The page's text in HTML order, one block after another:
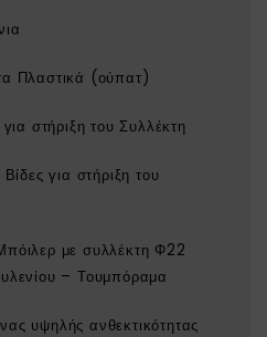
Πλαστικά (ούπατ)
στήριξη του Συλλέκτη
για στήριξη του
με συλλέκτη Φ22
– Τουμπόραμα
υψηλής ανθεκτικότητας